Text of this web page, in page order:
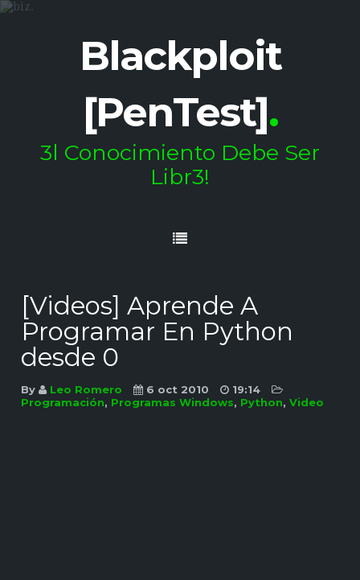
Blackploit
[PenTest].
3l Conocimiento Debe Ser
Libr3!
[Videos] Aprende A
Programar En Python
desde 0
By Leo Romero 6 oct 2010
19:14
Programación, Programas Windows, Python,Video